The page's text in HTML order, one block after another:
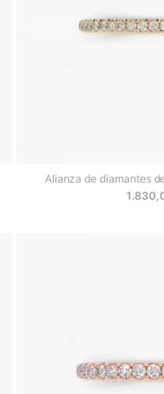
Alianza de diamantes